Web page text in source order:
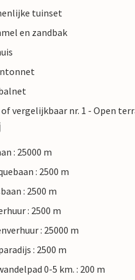
tuinset
en zandbak
vergelijkbaar nr. 1 - Open
: 25000 m
: 2500 m
: 2500 m
: 2500 m
: 25000 m
: 2500 m
0-5 km. : 200 m